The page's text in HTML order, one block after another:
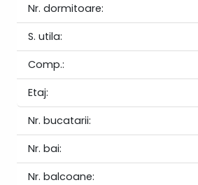
Nr. dormitoare:
S. utila:
Comp.:
Etaj:
Nr. bucatarii:
Nr. bai:
Nr. balcoane: